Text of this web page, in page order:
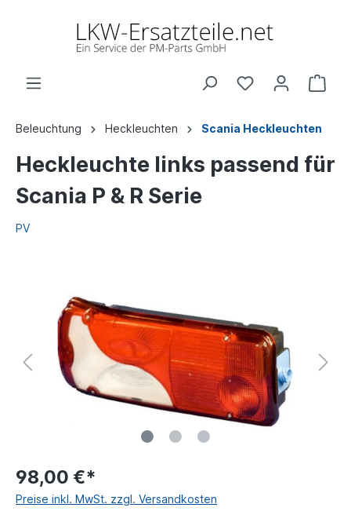
Beleuchtung Heckleuchten Scania Heckleuchten
Heckleuchte links passend für
Scania P & R Serie
PV
98,00 €*
Preise inkl. MwSt. zzgl. Versandkosten